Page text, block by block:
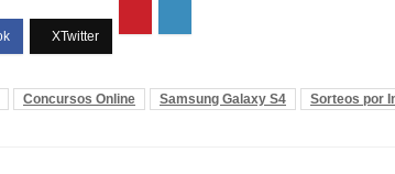
Concursos Online Samsung Galaxy S4 Sorteos por